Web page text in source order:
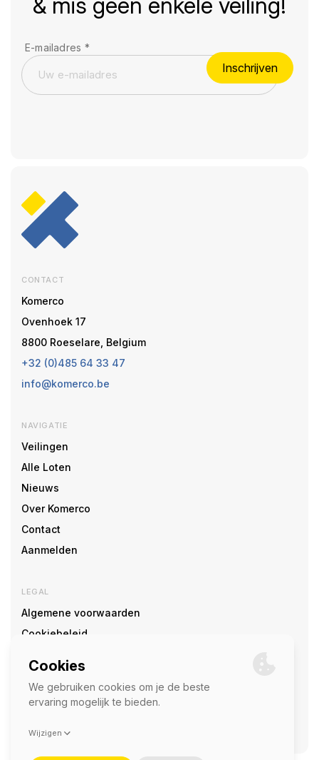
E-mailadres *
Inschrijven
CONTACT
Komerco
Ovenhoek 17
8800 Roeselare, Belgium
+32 (0)485 64 33 47
info@komerco.be
NAVIGATIE
Veilingen
Alle Loten
Nieuws
Over Komerco
Contact
Aanmelden
LEGAL
Algemene voorwaarden
Cookiebeleid
SOCIAL